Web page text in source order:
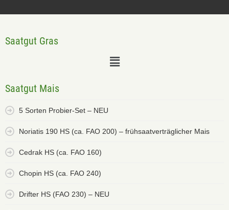
Saatgut Gras
Saatgut Mais
5 Sorten Probier-Set – NEU
Noriatis 190 HS (ca. FAO 200) – frühsaatverträglicher Mais
Cedrak HS (ca. FAO 160)
Chopin HS (ca. FAO 240)
Drifter HS (FAO 230) – NEU